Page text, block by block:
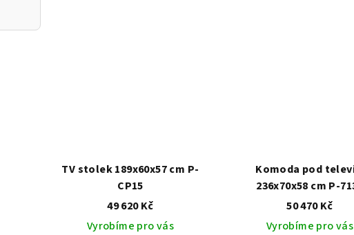
TV stolek 189x60x57 cm P-
CP15
49 620 Kč
Vyrobíme pro vás
Komoda pod
236x70x58 cm P-
50 470 Kč
Vyrobíme pro vás